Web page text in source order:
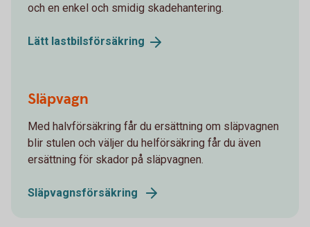
och en enkel och smidig skadehantering.
Lätt lastbilsförsäkring
Släpvagn
Med halvförsäkring får du ersättning om släpvagnen
blir stulen och väljer du helförsäkring får du även
ersättning för skador på släpvagnen.
Släpvagnsförsäkring